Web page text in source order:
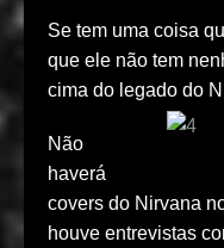
Se tem uma coisa
que ele não tem
cima do legado do
Não
haverá
covers do Nirvana
houve entrevistas